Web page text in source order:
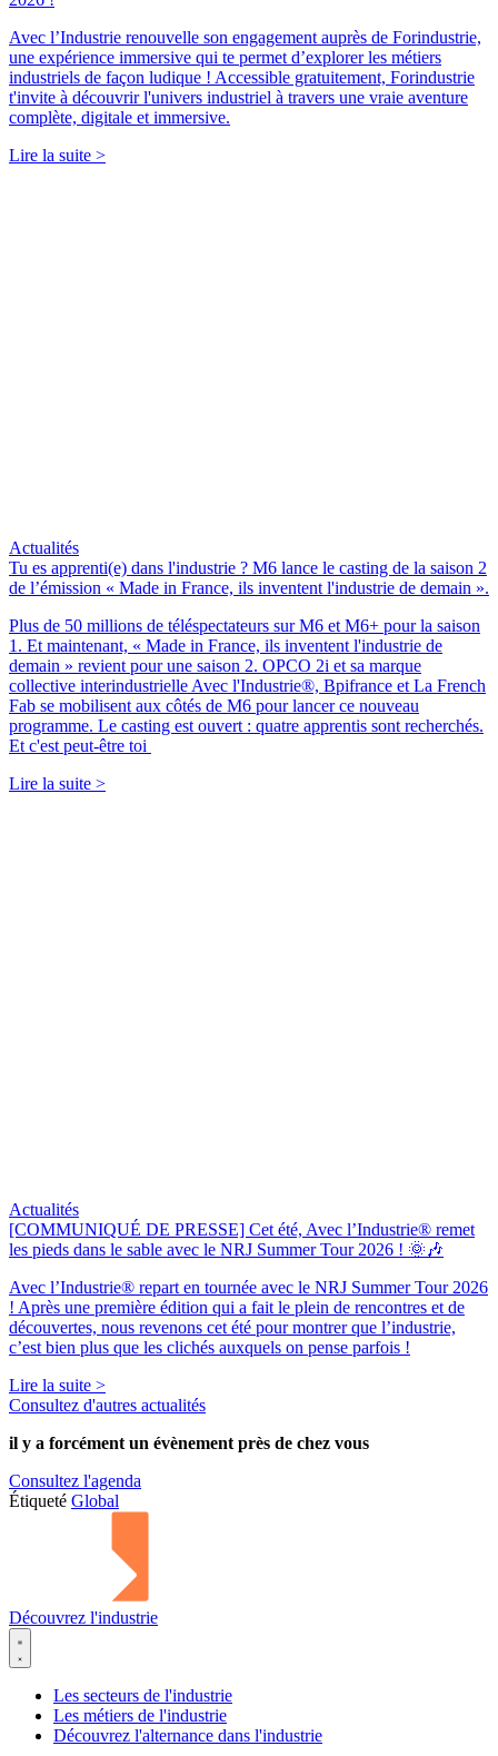
Avec l’Industrie renouvelle son engagement auprès de Forindustrie,
une expérience immersive qui te permet d’explorer les métiers
industriels de façon ludique ! Accessible gratuitement, Forindustrie
t'invite à découvrir l'univers industriel à travers une vraie aventure
complète, digitale et immersive.
Lire la suite >
Actualités
Tu es apprenti(e) dans l'industrie ? M6 lance le casting de la saison 2
de l’émission « Made in France, ils inventent l'industrie de demain ».
Plus de 50 millions de téléspectateurs sur M6 et M6+ pour la saison
1. Et maintenant, « Made in France, ils inventent l'industrie de
demain » revient pour une saison 2. OPCO 2i et sa marque
collective interindustrielle Avec l'Industrie®, Bpifrance et La French
Fab se mobilisent aux côtés de M6 pour lancer ce nouveau
programme. Le casting est ouvert : quatre apprentis sont recherchés.
Et c'est peut-être toi
Lire la suite >
Actualités
[COMMUNIQUÉ DE PRESSE] Cet été, Avec l’Industrie® remet
les pieds dans le sable avec le NRJ Summer Tour 2026 ! 🌞🎶
Avec l’Industrie® repart en tournée avec le NRJ Summer Tour 2026
! Après une première édition qui a fait le plein de rencontres et de
découvertes, nous revenons cet été pour montrer que l’industrie,
c’est bien plus que les clichés auxquels on pense parfois !
Lire la suite >
Consultez d'autres actualités
il y a forcément un évènement près de chez vous
Consultez l'agenda
Étiqueté Global
Découvrez l'industrie
Les secteurs de l'industrie
Les métiers de l'industrie
Découvrez l'alternance dans l'industrie